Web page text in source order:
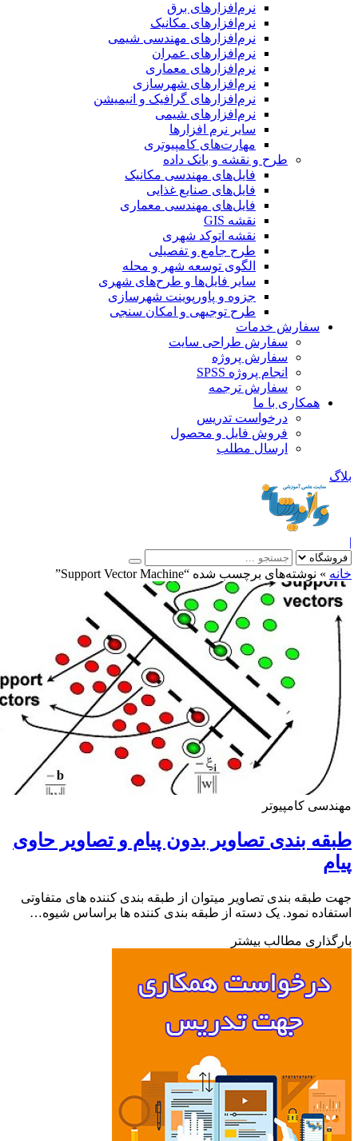
نرم‌افزارهای برق
نرم‌افزارهای مکانیک
نرم‌افزارهای مهندسی شیمی
نرم‌افزارهای عمران
نرم‌افزارهای معماری
نرم‌افزارهای شهرسازی
نرم‌افزارهای گرافیک و انیمیشن
نرم‌افزارهای شیمی
سایر نرم افزارها
مهارت‌های کامپیوتری
طرح و نقشه و بانک داده
فایل‌های مهندسی مکانیک
فایل‌های صنایع غذایی
فایل‌های مهندسی معماری
نقشه GIS
نقشه اتوکد شهری
طرح جامع و تفصیلی
الگوی توسعه شهر و محله
سایر فایل‌ها و طرح‌های شهری
جزوه و پاورپوینت شهرسازی
طرح توجیهی و امکان سنجی
سفارش خدمات
سفارش طراحی سایت
سفارش پروژه
انجام پروژه SPSS
سفارش ترجمه
همکاری با ما
درخواست تدریس
فروش فایل و محصول
ارسال مطلب
»نوشته‌های برچسب شده “Support Vector Machine”
کامپیوتر
بندی تصاویر بدون پیام و تصاویر حاوی
طبقه­ بندی تصاویر می­توان از طبقه ­بندی­­ کننده­ های متفاوتی
نمود. یک دسته از طبقه­ بند­ی کننده­ ها براساس شیوه­…
مطالب بیشتر